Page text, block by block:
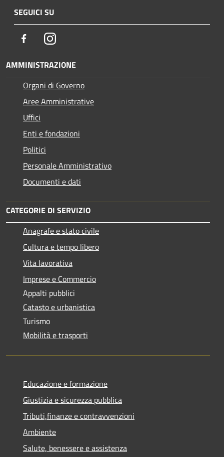
SEGUICI SU
FacebookInstagram
AMMINISTRAZIONE
Organi di Governo
Aree Amministrative
Uffici
Enti e fondazioni
Politici
Personale Amministrativo
Documenti e dati
CATEGORIE DI SERVIZIO
Anagrafe e stato civile
Cultura e tempo libero
Vita lavorativa
Imprese e Commercio
Appalti pubblici
Catasto e urbanistica
Turismo
Mobilità e trasporti
Educazione e formazione
Giustizia e sicurezza pubblica
Tributi,finanze e contravvenzioni
Ambiente
Salute, benessere e assistenza